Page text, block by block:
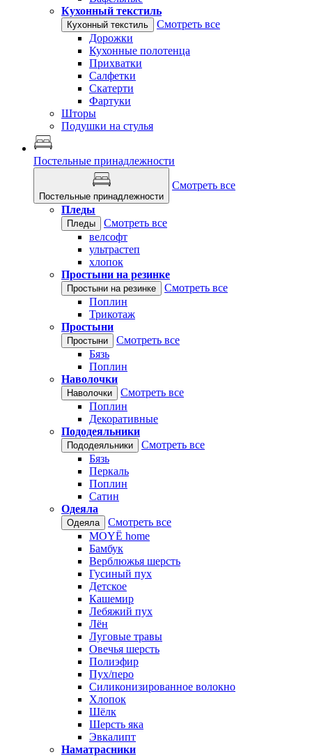
Кухонный текстиль
Кухонный текстиль
Смотреть все
Дорожки
Кухонные полотенца
Прихватки
Салфетки
Скатерти
Фартуки
Шторы
Подушки на стулья
Постельные принадлежности
Постельные принадлежности
Смотреть все
Пледы
Пледы
Смотреть все
велсофт
ультрастеп
хлопок
Простыни на резинке
Простыни на резинке
Смотреть все
Поплин
Трикотаж
Простыни
Простыни
Смотреть все
Бязь
Поплин
Наволочки
Наволочки
Смотреть все
Поплин
Декоративные
Пододеяльники
Пододеяльники
Смотреть все
Бязь
Перкаль
Поплин
Сатин
Одеяла
Одеяла
Смотреть все
MOYЁ home
Бамбук
Верблюжья шерсть
Гусиный пух
Детское
Кашемир
Лебяжий пух
Лён
Луговые травы
Овечья шерсть
Полиэфир
Пух/перо
Силиконизированное волокно
Хлопок
Шёлк
Шерсть яка
Эвкалипт
Наматрасники